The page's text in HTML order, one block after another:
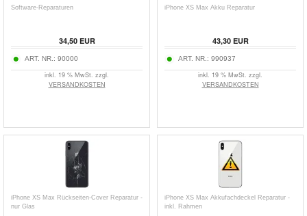
Software-Reparaturen
34,50 EUR
ART. NR.: 90000
inkl. 19 % MwSt. zzgl.
VERSANDKOSTEN
iPhone XS Max Akku Reparatur
43,30 EUR
ART. NR.: 990937
inkl. 19 % MwSt. zzgl.
VERSANDKOSTEN
iPhone XS Max Rückseiten-Cover Reparatur -
nur Glas
iPhone XS Max Akkufachdeckel Reparatur -
inkl. Rahmen